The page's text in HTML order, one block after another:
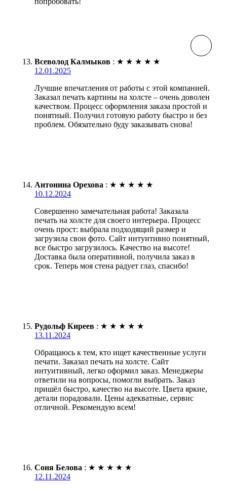
Всеволод Калмыков : ★ ★ ★ ★ ★
12.01.2025
Лучшие впечатления от работы с этой компанией.
Заказал печать картины на холсте – очень доволен
качеством. Процесс оформления заказа простой и
понятный. Получил готовую работу быстро и без
проблем. Обязательно буду заказывать снова!
Антонина Орехова : ★ ★ ★ ★ ★
10.12.2024
Совершенно замечательная работа! Заказала
печать на холсте для своего интерьера. Процесс
очень прост: выбрала подходящий размер и
загрузила свои фото. Сайт интуитивно понятный,
все быстро загрузилось. Качество на высоте!
Доставка была оперативной, получила заказ в
срок. Теперь моя стена радует глаз, спасибо!
Рудольф Киреев : ★ ★ ★ ★ ★
13.11.2024
Обращаюсь к тем, кто ищет качественные услуги
печати. Заказал печать на холсте. Сайт
интуитивный, легко оформил заказ. Менеджеры
ответили на вопросы, помогли выбрать. Заказ
пришёл быстро, качество на высоте. Цвета яркие,
детали порадовали. Цены адекватные, сервис
отличной. Рекомендую всем!
Соня Белова : ★ ★ ★ ★ ★
12.11.2024